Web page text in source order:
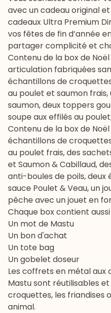
avec un cadeau original et
cadeaux Ultra Premium
vos fêtes de fin d’année
partager complicité et
Contenu de la box de
articulation fabriquées
échantillons de
au poulet et saumon frais,
saumon, deux toppers
soupe aux effilés au
Contenu de la box de
échantillons de
au poulet frais, des
et Saumon & Cabillaud,
anti-boules de poils, deux
sauce Poulet & Veau, un
pêche avec un jouet en
Chaque box contient aussi
Un mot de Mastu
Un bon d'achat
Un tote bag
Un gobelet doseur
Les coffrets en métal aux
Mastu sont réutilisables
croquettes, les friandises
animal.